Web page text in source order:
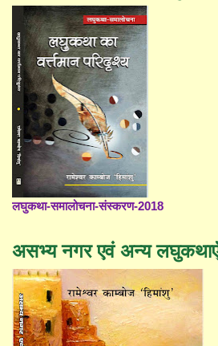
लघुकथा-समालोचना-संस्करण-2018
असभ्य नगर एवं अन्य